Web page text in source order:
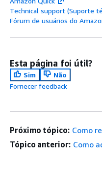
Technical support (Suporte
Fórum de usuários do
Esta página foi útil?
Sim
Não
Fornecer feedback
Próximo tópico: Como
Tópico anterior: Como